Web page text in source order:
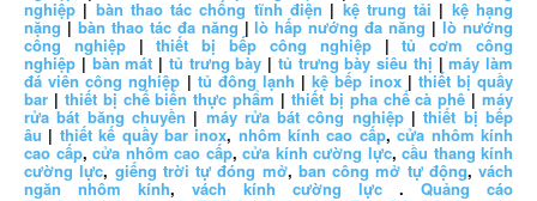
nghiệp | bàn thao tác chống tĩnh điện | kệ trung tải | kệ hạng
nặng| bàn thao tác đa năng|lò hấp nướng đa năng |lò nướng
công nghiệp|thiết bị bếp công nghiệp|tủ cơm công
nghiệp |bàn mát | tủ trưng bày | tủ trưng bày siêu thị |máy làm
đá viên công nghiệp | tủ đông lạnh |kệ bếp inox| thiết bị quầy
bar | thiết bị chế biến thực phẩm | thiết bị pha chế cà phê| máy
rửa bát băng chuyền | máy rửa bát công nghiệp|thiết bị bếp
âu | thiết kế quầy bar inox, nhôm kính cao cấp,cửa nhôm kính
cao cấp, cửa nhôm cao cấp, cửa kính cường lực, cầu thang kính
cường lực, giếng trời tự đóng mở, ban công mở tự động, vách
ngăn nhôm kính, vách kính cường lực .Quảng cáo